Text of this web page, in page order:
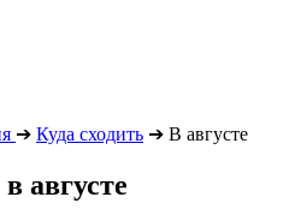
➔ Куда сходить ➔ В августе
августе